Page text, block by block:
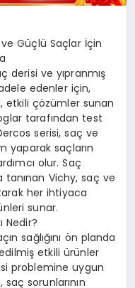
ve Güçlü Saçlar İçin
derisi ve yıpranmış
edenler için,
etkili çözümler sunan
tarafından test
serisi, saç ve
yaparak saçların
olur. Saç
tanınan Vichy, saç ve
her ihtiyaca
sunar.
Nedir?
sağlığını ön planda
etkili ürünler
problemine uygun
sorunlarının